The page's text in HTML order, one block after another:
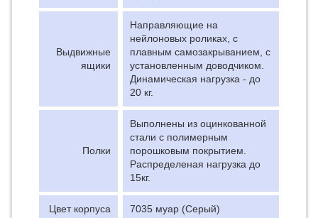
Выдвижные
ящики
Направляющие на
нейлоновых роликах, с
плавным самозакрыванием, с
установленным доводчиком.
Динамическая нагрузка - до
20 кг.
Полки
Выполнены из оцинкованной
стали с полимерным
порошковым покрытием.
Распределеная нагрузка до
15кг.
Цвет корпуса 7035 муар (Серый)